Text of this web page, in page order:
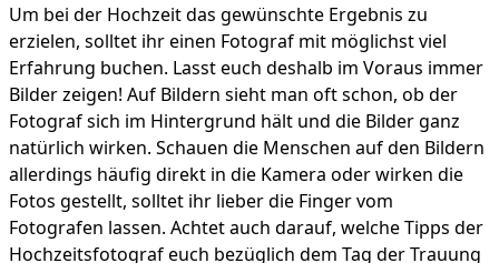
Um bei der Hochzeit das gewünschte Ergebnis zu
erzielen, solltet ihr einen Fotograf mit möglichst viel
Erfahrung buchen. Lasst euch deshalb im Voraus immer
Bilder zeigen! Auf Bildern sieht man oft schon, ob der
Fotograf sich im Hintergrund hält und die Bilder ganz
natürlich wirken. Schauen die Menschen auf den Bildern
allerdings häufig direkt in die Kamera oder wirken die
Fotos gestellt, solltet ihr lieber die Finger vom
Fotografen lassen. Achtet auch darauf, welche Tipps der
Hochzeitsfotograf euch bezüglich dem Tag der Trauung